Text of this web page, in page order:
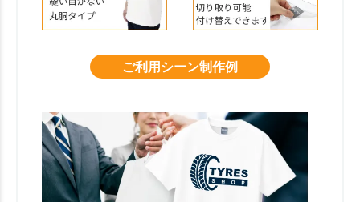
ご利用シーン制作例